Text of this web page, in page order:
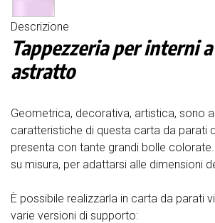
Descrizione
Tappezzeria per interni
astratto
Geometrica, decorativa, artistica, sono
caratteristiche di questa carta da parati
presenta con tante grandi bolle colorate.
su misura, per adattarsi alle dimensioni
È possibile realizzarla in carta da parati
varie versioni di supporto: